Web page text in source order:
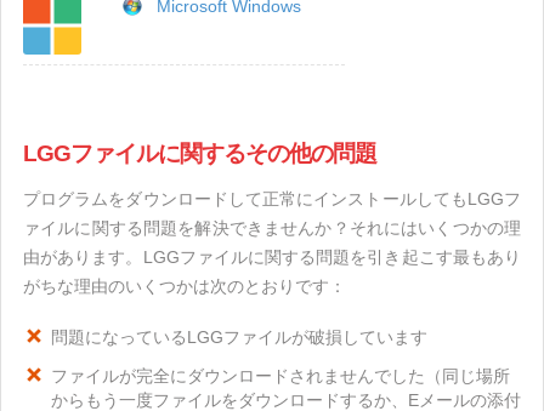
Microsoft Windows
LGGファイルに関するその他の問題
プログラムをダウンロードして正常にインストールしてもLGGフ
ァイルに関する問題を解決できませんか？それにはいくつかの理
由があります。LGGファイルに関する問題を引き起こす最もあり
がちな理由のいくつかは次のとおりです：
問題になっているLGGファイルが破損しています
ファイルが完全にダウンロードされませんでした（同じ場所
からもう一度ファイルをダウンロードするか、Eメールの添付